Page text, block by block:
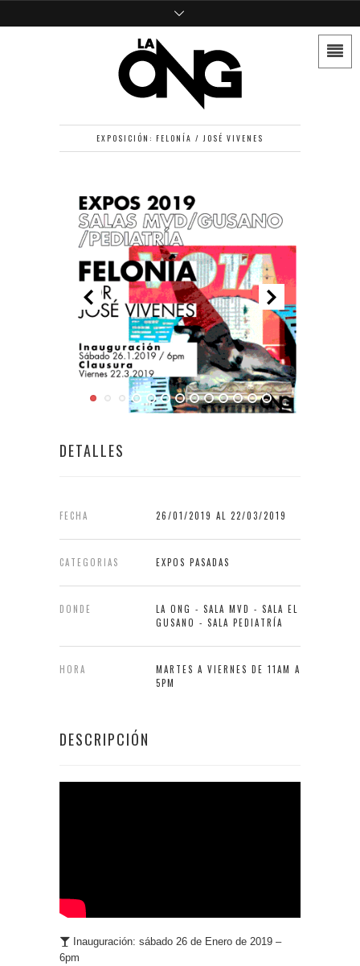
EXPOSICIÓN: FELONÍA / JOSÉ VIVENES
DETALLES
FECHA 26/01/2019 AL 22/03/2019
CATEGORIAS EXPOS PASADAS
DONDE
LA ONG - SALA MVD - SALA EL
GUSANO - SALA PEDIATRÍA
HORA
MARTES A VIERNES DE 11AM A
5PM
DESCRIPCIÓN
Inauguración: sábado 26 de Enero de 2019 –
6pm